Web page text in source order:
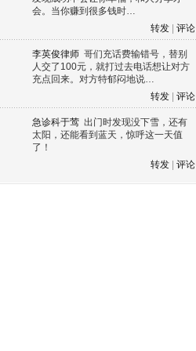
会。当你赚到很多钱时…
转发
评论
李英俊律师 哥们充话费输错号，替别
人交了100元，就打过去电话想让对方
充点回来。对方特郁闷地说…
转发
评论
急诊科于莺 出门时发现没下雪，还有
太阳，还能看到蓝天，惊呼这一天值
了！
转发
评论